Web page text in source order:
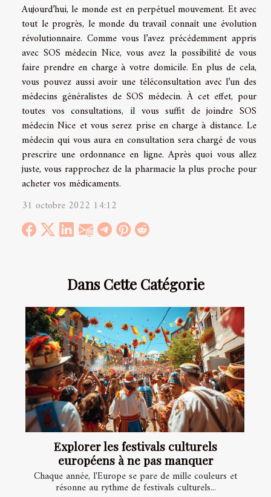
Dans Cette Catégorie
Explorer les festivals culturels
européens à ne pas manquer
Chaque année, l'Europe se pare de mille couleurs et
résonne au rythme de festivals culturels...
Aujourd’hui, le monde est en perpétuel mouvement. Et avec
tout le progrès, le monde du travail connaît une évolution
révolutionnaire. Comme vous l’avez précédemment appris
avec SOS médecin Nice, vous avez la possibilité de vous
faire prendre en charge à votre domicile. En plus de cela,
vous pouvez aussi avoir une téléconsultation avec l’un des
médecins généralistes de SOS médecin. À cet effet, pour
toutes vos consultations, il vous suffit de joindre SOS
médecin Nice et vous serez prise en charge à distance. Le
médecin qui vous aura en consultation sera chargé de vous
prescrire une ordonnance en ligne. Après quoi vous allez
juste, vous rapprochez de la pharmacie la plus proche pour
acheter vos médicaments.
31 octobre 2022 14:12